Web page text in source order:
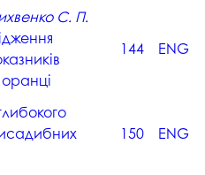
С. П.
144 ENG
150 ENG